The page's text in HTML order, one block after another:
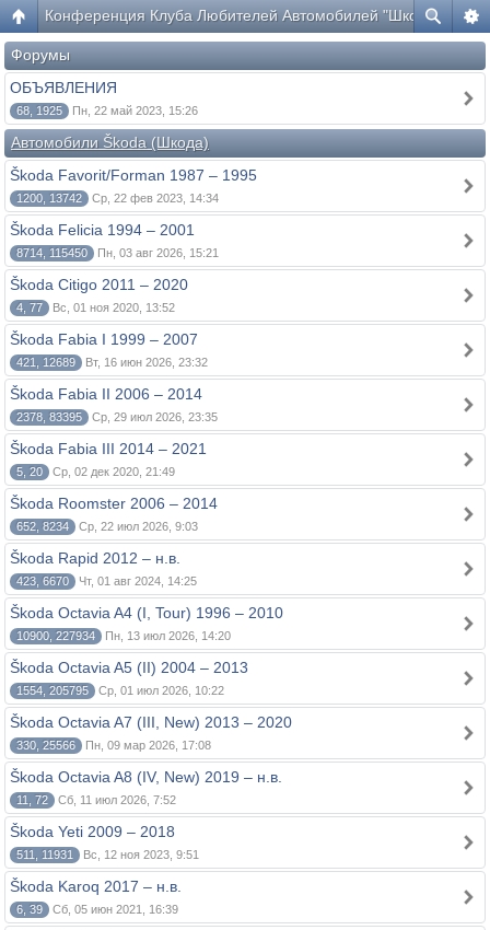
Конференция Клуба Любителей Автомобилей "Шкода"
Форумы
ОБЪЯВЛЕНИЯ
68, 1925 Пн, 22 май 2023, 15:26
Автомобили Škoda (Шкода)
Škoda Favorit/Forman 1987 – 1995
1200, 13742 Ср, 22 фев 2023, 14:34
Škoda Felicia 1994 – 2001
8714, 115450 Пн, 03 авг 2026, 15:21
Škoda Citigo 2011 – 2020
4, 77 Вс, 01 ноя 2020, 13:52
Škoda Fabia I 1999 – 2007
421, 12689 Вт, 16 июн 2026, 23:32
Škoda Fabia II 2006 – 2014
2378, 83395 Ср, 29 июл 2026, 23:35
Škoda Fabia III 2014 – 2021
5, 20 Ср, 02 дек 2020, 21:49
Škoda Roomster 2006 – 2014
652, 8234 Ср, 22 июл 2026, 9:03
Škoda Rapid 2012 – н.в.
423, 6670 Чт, 01 авг 2024, 14:25
Škoda Octavia A4 (I, Tour) 1996 – 2010
10900, 227934 Пн, 13 июл 2026, 14:20
Škoda Octavia A5 (II) 2004 – 2013
1554, 205795 Ср, 01 июл 2026, 10:22
Škoda Octavia A7 (III, New) 2013 – 2020
330, 25566 Пн, 09 мар 2026, 17:08
Škoda Octavia A8 (IV, New) 2019 – н.в.
11, 72 Сб, 11 июл 2026, 7:52
Škoda Yeti 2009 – 2018
511, 11931 Вс, 12 ноя 2023, 9:51
Škoda Karoq 2017 – н.в.
6, 39 Сб, 05 июн 2021, 16:39